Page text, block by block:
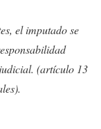
el imputado se
(artículo 13